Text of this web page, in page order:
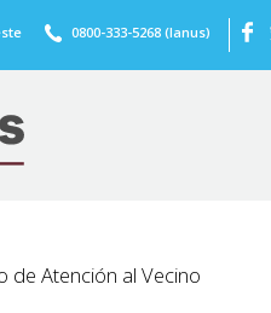
0800-333-5268 (lanus)
de Atención al Vecino